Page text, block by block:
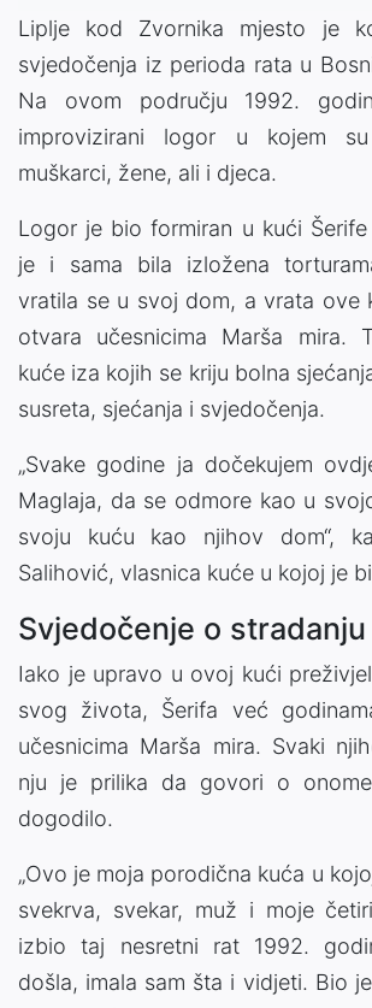
Liplje kod Zvornika mjesto je
svjedočenja iz perioda rata u
Na ovom području 1992.
improvizirani logor u kojem
muškarci, žene, ali i djeca.
Logor je bio formiran u kući
je i sama bila izložena
vratila se u svoj dom, a vrata ove
otvara učesnicima Marša mira.
kuće iza kojih se kriju bolna
susreta, sjećanja i svjedočenja.
„Svake godine ja dočekujem
Maglaja, da se odmore kao u
svoju kuću kao njihov dom“,
Salihović, vlasnica kuće u kojoj je
Svjedočenje o stradanju
Iako je upravo u ovoj kući
svog života, Šerifa već
učesnicima Marša mira. Svaki
nju je prilika da govori o
dogodilo.
„Ovo je moja porodična kuća u
svekrva, svekar, muž i moje
izbio taj nesretni rat 1992.
došla, imala sam šta i vidjeti. Bio